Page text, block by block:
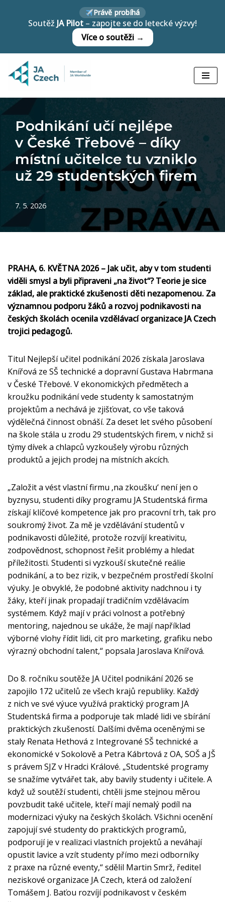
Přeskočit
obsah
Právě probíhá
Soutěž JA Pilot – zapojte se do letecké výzvy!
Více o soutěži →
Podnikání učí nejlépe
v České Třebové – díky
místní učitelce tu vzniklo
už 29 studentských firem
7. 5. 2026
PRAHA, 6. KVĚTNA 2026 – Jak učit, aby v tom studenti
viděli smysl a byli připraveni „na život“? Teorie je sice
základ, ale praktické zkušenosti děti nezapomenou. Za
významnou podporu žáků a rozvoj podnikavosti na
českých školách ocenila vzdělávací organizace JA Czech
trojici pedagogů.
Titul Nejlepší učitel podnikání 2026 získala Jaroslava
Knířová ze SŠ technické a dopravní Gustava Habrmana
v České Třebové. V ekonomických předmětech a
kroužku podnikání vede studenty k samostatným
projektům a nechává je zjišťovat, co vše taková
výdělečná činnost obnáší. Za deset let svého působení
na škole stála u zrodu 29 studentských firem, v nichž si
týmy dívek a chlapců vyzkoušely výrobu různých
produktů a jejich prodej na místních akcích.
„Založit a vést vlastní firmu ‚na zkoušku‘ není jen o
byznysu, studenti díky programu JA Studentská firma
získají klíčové kompetence jak pro pracovní trh, tak pro
soukromý život. Za mě je vzdělávání studentů v
podnikavosti důležité, protože rozvíjí kreativitu,
zodpovědnost, schopnost řešit problémy a hledat
příležitosti. Studenti si vyzkouší skutečné reálie
podnikání, a to bez rizik, v bezpečném prostředí školní
výuky. Je obvyklé, že podobné aktivity nadchnou i ty
žáky, kteří jinak propadají tradičním vzdělávacím
systémem. Když mají v práci volnost a potřebný
mentoring, najednou se ukáže, že mají například
výborné vlohy řídit lidi, cit pro marketing, grafiku nebo
výrazný obchodní talent,“ popsala Jaroslava Knířová.
Do 8. ročníku soutěže JA Učitel podnikání 2026 se
zapojilo 172 učitelů ze všech krajů republiky. Každý
z nich ve své výuce využívá praktický program JA
Studentská firma a podporuje tak mladé lidi ve sbírání
praktických zkušeností. Dalšími dvěma oceněnými se
staly Renata Hethová z Integrované SŠ technické a
ekonomické v Sokolově a Petra Kábrtová z OA, SOŠ a JŠ
s právem SJZ v Hradci Králové. „Studentské programy
se snažíme vytvářet tak, aby bavily studenty i učitele. A
když už soutěží studenti, chtěli jsme stejnou měrou
povzbudit také učitele, kteří mají nemalý podíl na
modernizaci výuky na českých školách. Všichni ocenění
zapojují své studenty do praktických programů,
podporují je v realizaci vlastních projektů a neváhají
opustit lavice a vzít studenty přímo mezi odborníky
z praxe na různé eventy,“ sdělil Martin Smrž, ředitel
neziskové organizace JA Czech, která od založení
Tomášem J. Baťou rozvíjí podnikavost v českém